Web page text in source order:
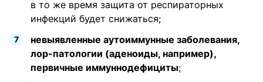
в то же время защита от респираторных
инфекций будет снижаться;
невыявленные аутоиммунные заболевания,
лор-патологии (аденоиды, например),
первичные иммуннодефициты;